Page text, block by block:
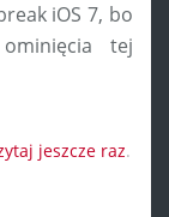
iOS 7, bo
tej
jeszcze raz.